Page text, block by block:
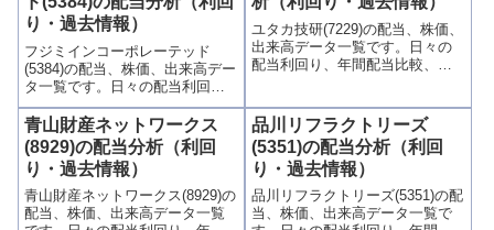
やすく掲載、配当利回りランキ
ングも参考に！
に！
り・過去情報）
フジミインコーポレーテッド
(5384)の配当、株価、出来高デー
タ一覧です。日々の配当利回
り、年間配当比較、株価や出来
高との関連、高額配当目的の買
い時チャンスなど、表とグラフ
でわかりやすく掲載、配当利回
りランキングも参考に！
ユタカ技研(7229)の配当、株価、
出来高データ一覧です。日々の
配当利回り、年間配当比較、株
とグラフでわかりやすく掲載、
配当利回りランキングも参考
に！
青山財産ネットワークス
(8929)の配当分析（利回
り・過去情報）
青山財産ネットワークス(8929)の
配当、株価、出来高データ一覧
品川リフラクトリーズ
(5351)の配当分析（利回
り・過去情報）
品川リフラクトリーズ(5351)の配
当、株価、出来高データ一覧で